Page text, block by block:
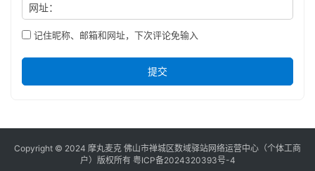
网址：
记住昵称、邮箱和网址，下次评论免输入
提交
Copyright © 2024 摩丸麦克 佛山市禅城区数域驿站网络运营中心（个体工商
户）版权所有 粤ICP备2024320393号-4